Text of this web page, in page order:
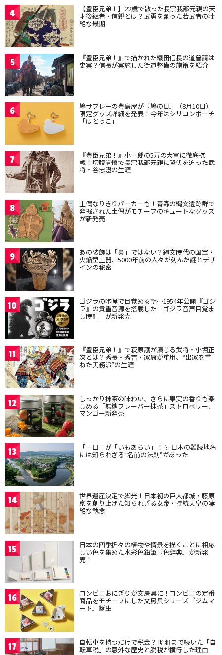
4 【豊臣兄弟！】22歳で散った長宗我部元親の天
才後継者・信親とは？武勇を奮った若武者の壮
絶な最期
5 『豊臣兄弟！』で描かれた織田信長の道普請は
史実？信長が実施した街道整備の施策を紹介
6 鳩サブレーの豊島屋が『鳩の日』（8月10日）
限定グッズ詳細を発表！今年はシリコンポーチ
「はとっこ」
7 『豊臣兄弟！』小一郎の5万の大軍に徹底抗
戦！切腹覚悟で長宗我部元親に降伏を迫った武
将・谷忠澄の生涯
8 土偶なりきりパーカーも！青森の縄文遺跡群で
発掘された土偶がモチーフのキュートなグッズ
が新発売
9 あの装飾は「炎」ではない？縄文時代の国宝・
火焔型土器、5000年前の人々が刻んだ謎とデザ
インの秘密
10 ゴジラの咆哮で目覚める朝…1954年公開『ゴジ
ラ』の貴重音源を搭載した「ゴジラ音声目覚ま
し時計」が新発売
11 『豊臣兄弟！』で萩原護が演じる武将・小堀正
次とは？秀長・秀吉・家康が重用、“出家を重
ねた実務派”の生涯
12 しっかり抹茶の味わい、さらに果実の香りも楽
しめる「無糖フレーバー抹茶」ストロベリー、
マンゴー新発売
13 「一口」が「いもあらい」！？ 日本の難読地名
には知られざる“名前の法則”があった
14 世界遺産決定で脚光！日本初の巨大都城・藤原
京を創り上げた知られざる女帝・持統天皇の凄
絶な執念
15 日本の四季折々の植物や情景を描くことに相応
しい色を集めた水彩色鉛筆『色辞典』が新発
売！
16 コンビニおにぎりが文房具に！コンビニの定番
商品をモチーフにした文房具シリーズ『ジムマ
ート』誕生
17 自転車を持つだけで税金？ 昭和まで続いた「自
転車税」の意外な歴史と脱税が横行した理由